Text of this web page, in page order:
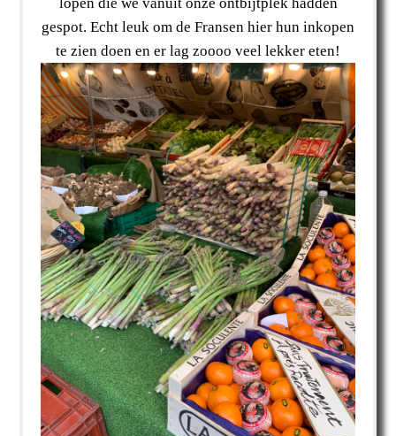
lopen die we vanuit onze ontbijtplek hadden
gespot. Echt leuk om de Fransen hier hun inkopen
te zien doen en er lag zoooo veel lekker eten!